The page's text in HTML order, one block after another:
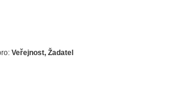
Veřejnost, Žadatel